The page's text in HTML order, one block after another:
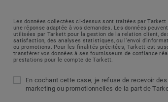
Les données collectées ci-dessus sont traitées par
une réponse adaptée à vos demandes. Les données
utilisées par Tarkett pour la gestion de la relation client,
satisfaction, des analyses statistiques, ou l’envoi
ou promotions. Pour les finalités précitées, Tarkett est
transférer vos données à ses fournisseurs de confiance
prestations pour le compte de Tarkett.
En cochant cette case, je refuse de recevoir
marketing ou promotionnelles de la part de